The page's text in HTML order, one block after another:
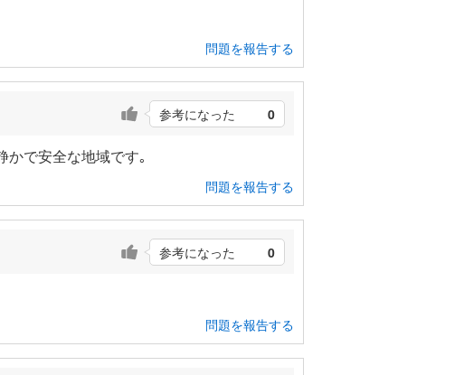
問題を報告する
参考になった 0
で安全な地域です｡
問題を報告する
参考になった 0
問題を報告する